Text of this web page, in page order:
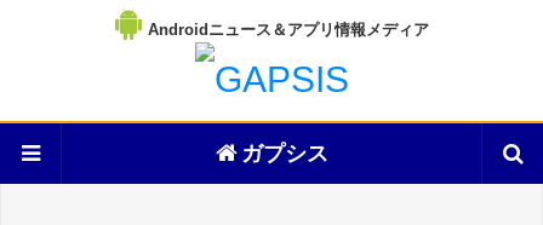
Androidニュース＆アプリ情報メディア
ガプシス